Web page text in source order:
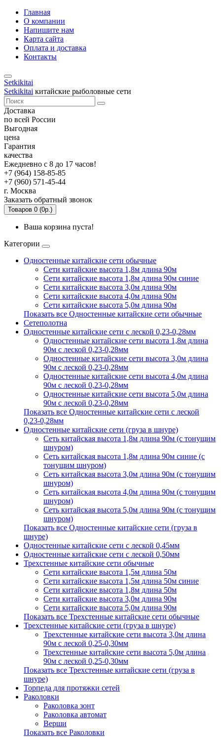
Главная
О компании
Напишите нам
Карта сайта
Оплата и доставка
Контакты
Setkikitai
Setkikitai китайские рыболовные сети
Доставка
по всей России
Выгодная
цена
Гарантия
качества
Ежедневно с 8 до 17 часов!
+7 (964) 158-85-85
+7 (960) 571-45-44
г. Москва
Заказать обратный звонок
Товаров 0 (0р.)
Ваша корзина пуста!
Категории
Одностенные китайские сети обычные
Сети китайские высота 1,8м длина 90м
Сети китайские высота 1,8м длина 90м синие
Сети китайские высота 3,0м длина 90м
Сети китайские высота 4,0м длина 90м
Сети китайские высота 5,0м длина 90м
Показать все Одностенные китайские сети обычные
Сетеполотна
Одностенные китайские сети с леской 0,23-0,28мм
Одностенные китайские сети высота 1,8м длина
90м с леской 0,23-0,28мм
Одностенные китайские сети высота 3,0м длина
90м с леской 0,23-0,28мм
Одностенные китайские сети высота 4,0м длина
90м с леской 0,23-0,28мм
Одностенные китайские сети высота 5,0м длина
90м с леской 0,23-0,28мм
Показать все Одностенные китайские сети с леской
0,23-0,28мм
Одностенные китайские сети (груза в шнуре)
Сеть китайская высота 1,8м длина 90м (с тонущим
шнуром)
Сеть китайская высота 1,8м длина 90м синие (с
тонущим шнуром)
Сеть китайская высота 3,0м длина 90м (с тонущим
шнуром)
Сеть китайская высота 4,0м длина 90м (с тонущим
шнуром)
Сеть китайская высота 5,0м длина 90м (с тонущим
шнуром)
Показать все Одностенные китайские сети (груза в
шнуре)
Одностенные китайские сети с леской 0,45мм
Одностенные китайские сети с леской 0,50мм
Трехстенные китайские сети обычные
Сети китайские высота 1,5м длина 50м
Сети китайские высота 1,5м длина 50м синие
Сети китайские высота 1,8м длина 50м
Сети китайские высота 3,0м длина 90м
Сети китайские высота 5,0м длина 90м
Показать все Трехстенные китайские сети обычные
Трехстенные китайские сети (груза в шнуре)
Трехстенные китайские сети высота 3,0м длина
90м с леской 0,25-0,30мм
Трехстенные китайские сети высота 5,0м длина
90м с леской 0,25-0,30мм
Показать все Трехстенные китайские сети (груза в
шнуре)
Торпеда для протяжки сетей
Раколовки
Раколовка зонт
Раколовка автомат
Верши
Показать все Раколовки